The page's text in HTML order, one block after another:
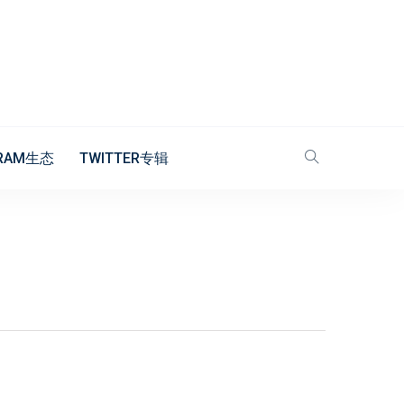
生态 TWITTER专辑